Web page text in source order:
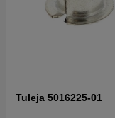
Tuleja 5016225-01